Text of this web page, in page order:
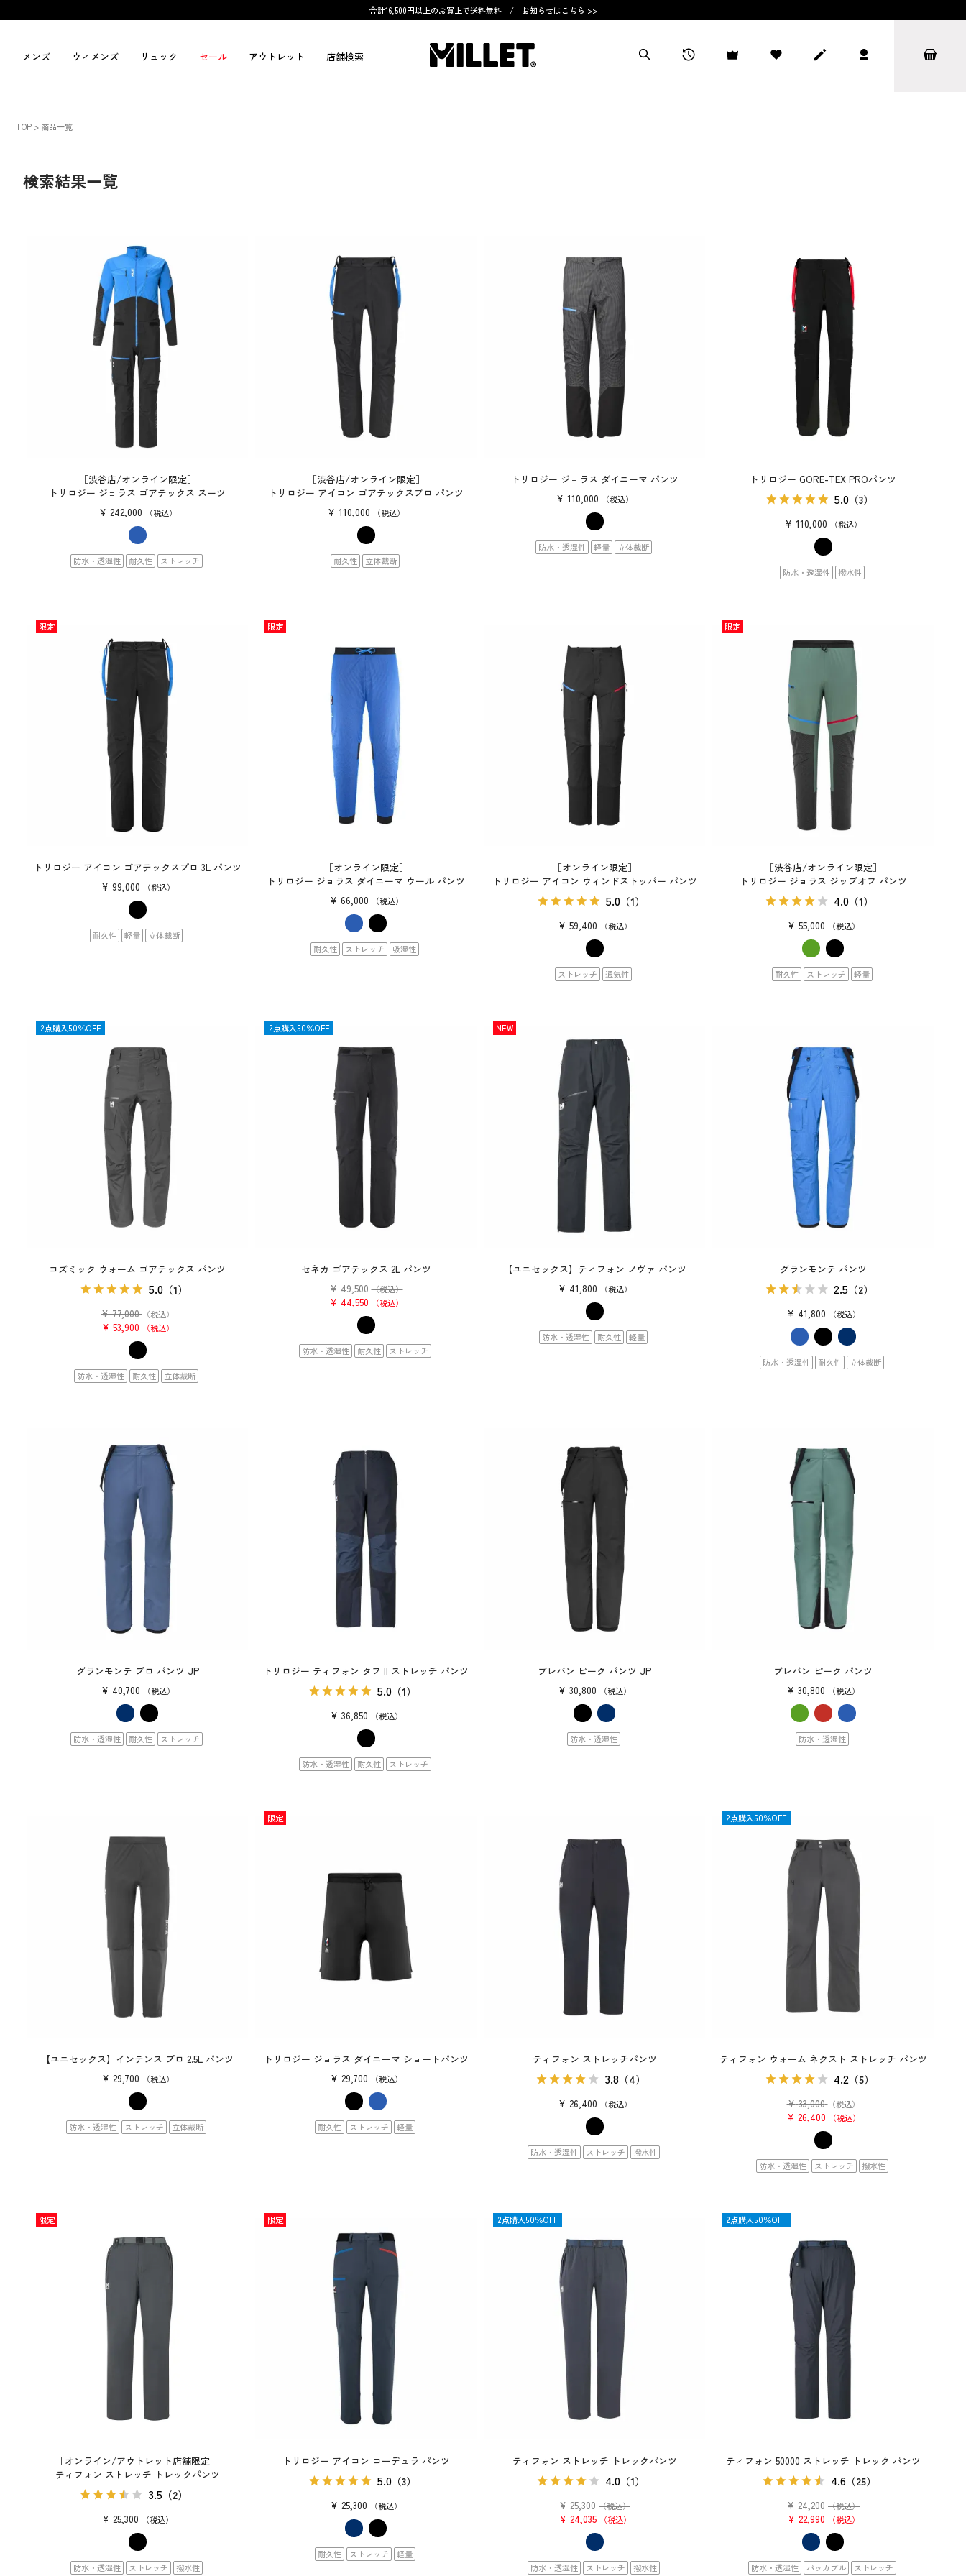
合計16,500円以上のお買上で送料無料 / お知らせはこちら >>
メンズ ウィメンズ リュック セール アウトレット 店舗検索
TOP 商品一覧
検索結果一覧
［渋谷店/オンライン限定］
トリロジー ジョラス ゴアテックス スーツ
¥ 242,000 税込
防水・透湿性 耐久性 ストレッチ
［渋谷店/オンライン限定］
トリロジー アイコン ゴアテックスプロ パンツ
¥ 110,000 税込
耐久性 立体裁断
トリロジー ジョラス ダイニーマ パンツ
¥ 110,000 税込
防水・透湿性 軽量 立体裁断
トリロジー GORE-TEX PROパンツ
5.0（3）
¥ 110,000 税込
防水・透湿性 撥水性
トリロジー アイコン ゴアテックスプロ 3L パンツ
¥ 99,000 税込
限定
耐久性 軽量 立体裁断
［オンライン限定］
トリロジー ジョラス ダイニーマ ウール パンツ
¥ 66,000 税込
限定
耐久性 ストレッチ 吸湿性
［オンライン限定］
トリロジー アイコン ウィンドストッパー パンツ
5.0（1）
¥ 59,400 税込
ストレッチ 通気性
［渋谷店/オンライン限定］
トリロジー ジョラス ジップオフ パンツ
4.0 （1）
¥ 55,000 税込
限定
耐久性 ストレッチ 軽量
コズミック ウォーム ゴアテックス パンツ
5.0（1）
¥ 77,000 （税込）
¥ 53,900 税込
OUTLET
防水・透湿性 耐久性 立体裁断
2点購入50％OFF
セネカ ゴアテックス 2L パンツ
¥ 49,500 （税込）
¥ 44,550 税込
OUTLET
防水・透湿性 耐久性 ストレッチ
2点購入50％OFF
【ユニセックス】ティフォン ノヴァ パンツ
¥ 41,800 税込
NEW
防水・透湿性 耐久性 軽量
グランモンテ パンツ
2.5 （2）
¥ 41,800 税込
防水・透湿性 耐久性 立体裁断
グランモンテ プロ パンツ JP
¥ 40,700 税込
防水・透湿性 耐久性 ストレッチ
トリロジー ティフォン タフ II ストレッチ パンツ
5.0（1）
¥ 36,850 税込
防水・透湿性 耐久性 ストレッチ
ブレバン ピーク パンツ JP
¥ 30,800 税込
防水・透湿性
ブレバン ピーク パンツ
¥ 30,800 税込
防水・透湿性
【ユニセックス】インテンス プロ 2.5L パンツ
¥ 29,700 税込
防水・透湿性 ストレッチ 立体裁断
トリロジー ジョラス ダイニーマ ショートパンツ
¥ 29,700 税込
限定
耐久性 ストレッチ 軽量
ティフォン ストレッチパンツ
3.8 （4）
¥ 26,400 税込
防水・透湿性 ストレッチ 撥水性
ティフォン ウォーム ネクスト ストレッチ パンツ
4.2（5）
¥ 33,000 （税込）
¥ 26,400 税込
OUTLET
防水・透湿性 ストレッチ 撥水性
2点購入50％OFF
［オンライン/アウトレット店舗限定］
ティフォン ストレッチ トレックパンツ
3.5 （2）
¥ 25,300 税込
限定
防水・透湿性 ストレッチ 撥水性
トリロジー アイコン コーデュラ パンツ
5.0（3）
¥ 25,300 税込
限定
耐久性 ストレッチ 軽量
ティフォン ストレッチ トレックパンツ
4.0 （1）
¥ 25,300 （税込）
¥ 24,035 税込
OUTLET
防水・透湿性 ストレッチ 撥水性
2点購入50％OFF
ティフォン 50000 ストレッチ トレック パンツ
4.6 （25）
¥ 24,200 （税込）
¥ 22,990 税込
OUTLET
防水・透湿性 パッカブル ストレッチ
2点購入50％OFF